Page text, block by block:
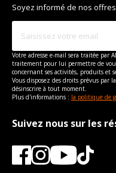
Soyez informé de nos
Votre adresse e-mail sera traitée par
traitement pour lui permettre de
concernant ses activités, produits et
Vous disposez des droits prévus par
désinscrire à tout moment.
Plus d'informations : la politique de
Suivez nous sur les